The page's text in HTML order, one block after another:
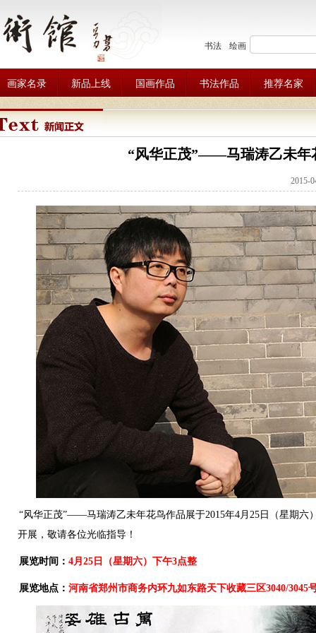
书法 绘画
画家名录 新品上线 国画作品 书法作品 推荐名家
“风华正茂”——马瑞涛乙未年
2015-
“风华正茂”——马瑞涛乙未年花鸟作品展于2015年4月25日（星期六
开展，敬请各位光临指导！
展览时间：4月25日（星期六）下午3点整
展览地点：河南省郑州市商务内环九如东路天下收藏三区3040/3045